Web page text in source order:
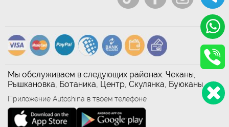
Мы обслуживаем в следующих районах: Чеканы,
Рышкановка, Ботаника, Центр, Скулянка, Буюканы
Приложение Autoshina в твоем телефоне